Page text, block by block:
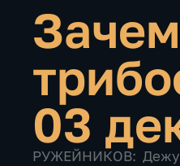
03
РУЖЕЙНИКОВ: Дежурный по «Ассамблее», главный дежурный спикер сегодня Андрей Осипов. ОСИПОВ: Здравствуйте. РУЖЕЙНИКОВ: Сегодня у нас в гостях руководитель группы компаний «Ревитал» Сергей Пичугин. Здравствуйте. ПИЧУГИН: Добрый вечер. РУЖЕЙНИКОВ: Я хотел бы напомнить, вы постоянно слышите название компании SUPROTEC, с которой радиостанция «Маяк» выпускает программу «Ассамблея автомобилистов», все ваши вопросы по поводу трибосоставов. ОСИПОВ: Триботехнических, я бы так сказал. РУЖЕЙНИКОВ: Триботехнических составов SUPROTEC, бесплатный звонок, кстати, по телефону 8-800-200-06-61, или, если вы пользуетесь просто московским телефоном, живете в Москве: 8-495-540-53-53. ОСИПОВ: Ну, вообще тема нашей первой части будет звучать как «Инновации на колесах». Зачем вообще нужны трибосоставы и грузовым автомобилям, и легковушкам. Ну, а вторая часть программы традиционно будет посвящена ответам на ваши вопросы. Они, кстати, также могут касаться и триботехнических составов и деятельности компании SUPROTEC, пожалуйста, вы их можете присылать через сайт autoassa.ru. Для начала, я думаю, Игорь, если что, меня поправит, вообще, что такое триботехнический состав. Я как раз хочу адресовать этот вопрос Сергею Пичугину, нашему сегодняшнему гостю. Потому что многие не знают, что это такое. ПИЧУГИН: Хорошо, давайте объясню. Для этого мы спустимся на две ступеньки раньше, чем применение всех этих составов на практике, и объясним, что такое «трибо». «Трибо» в переводе с латинского это трение. А трибосостав, триботехнический состав, это такой состав, который использует трение для выключения трения. То есть здесь очень интересный эффект создает сам этот минерал, который используется. Он идет так же, как идет природа, она берет контрусилие, которое идет на организм, разворачивает его в обратную сторону и использует теперь, как свое собственное усилие. Что делает трибосостав? Он берет трение и использует его для того, чтобы создать на поверхностях трения необходимую корку, для того чтобы выключить трение и выключить износ. Вот, что такое трибо. Если какие-то присадки не создают этого эффекта, а просто используются для улучшения скольжения, это не трибо. SUPROTEC это трибосостав, временем опробованный настолько, что теперь он близок к совершенству. ОСИПОВ: То есть, получается, что речь идет о создании некоей новой структуры, которая как раз